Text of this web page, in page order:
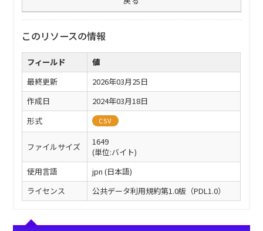
このリソースの情報
フィールド
値
最終更新
2026年03月25日
作成日
2024年03月18日
形式
CSV
ファイルサイズ
1649
(単位:バイト)
使用言語
jpn (日本語)
ライセンス
公共データ利用規約第1.0版（PDL1.0）